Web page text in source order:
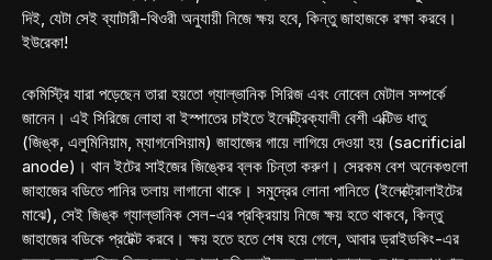
দিই, যেটা সেই ব্যাটারী-থিওরী অনুযায়ী নিজে ক্ষয় হবে, কিন্তু জাহাজকে রক্ষা করবে।
ইউরেকা!
কেমিস্ট্রি যারা পড়েছেন তারা হয়তো গ্যাল্ভানিক সিরিজ এবং নোবেল মেটাল সম্পর্কে
জানেন। এই সিরিজে লোহা বা ইস্পাতের চাইতে ইলেক্ট্রিক্যালী বেশী এক্টিভ ধাতু
(জিঙ্ক, এলুমিনিয়াম, ম্যাগনেসিয়াম) জাহাজের গায়ে লাগিয়ে দেওয়া হয় (sacrificial
anode)। থান ইটের সাইজের জিঙ্কের ব্লক চিন্তা করুণ। সেরকম বেশ অনেকগুলো
জাহাজের বডিতে পানির তলায় লাগানো থাকে। সমুদ্রের লোনা পানিতে (ইলেক্ট্রোলাইটের
মাঝে), সেই জিঙ্ক গ্যাল্ভানিক সেল-এর প্রক্রিয়ায় নিজে ক্ষয় হতে থাকবে, কিন্তু
জাহাজের বডিকে প্রটেক্ট করবে। ক্ষয় হতে হতে শেষ হয়ে গেলে, আবার ড্রাইডকিং-এর